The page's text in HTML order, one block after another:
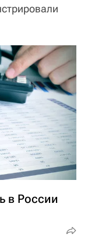
в России